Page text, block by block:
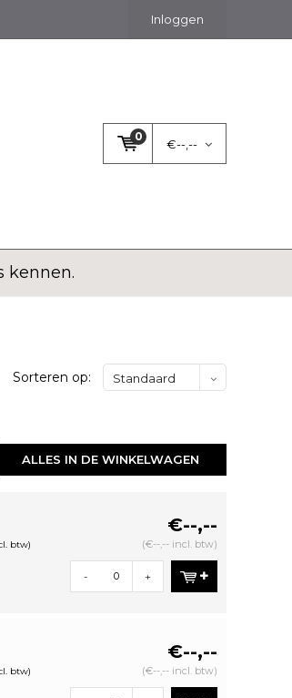
Inloggen
0
€--,--
kennen.
Sorteren op: Standaard
ALLES IN DE WINKELWAGEN
€--,--
btw)
(€--,-- incl. btw)
- +
€--,--
btw)
(€--,-- incl. btw)